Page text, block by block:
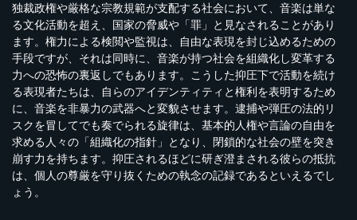
独裁政権や厳格な宗教規範が支配する社会において、音楽は単な
る文化活動を超え、国家の脅威や「罪」と見なされることがあり
ます。権力による検閲や監視は、自由な表現を封じ込めるための
手段ですが、それは同時に、音楽が持つ社会を組織化し変革する
力への恐怖の裏返しでもあります。こうした抑圧下で活動を続け
る表現者たちは、自らのアイデンティティと権利を表明するため
に、音楽を非暴力の武器へと変貌させます。逮捕や弾圧の法的リ
スクを冒してでも奏でられる旋律は、基本的人権や言論の自由を
求める人々の「組織化の指針」となり、閉鎖的な社会の壁を突き
崩す力を持ちます。抑圧されるほどに研ぎ澄まされる彼らの抵抗
は、個人の尊厳を守り抜くための執念の記録であるといえるでし
ょう。